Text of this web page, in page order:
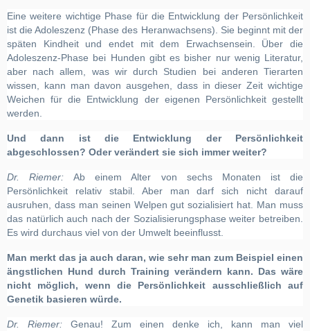
Eine weitere wichtige Phase für die Entwicklung der Persönlichkeit
ist die Adoleszenz (Phase des Heranwachsens). Sie beginnt mit der
späten Kindheit und endet mit dem Erwachsensein. Über die
Adoleszenz-Phase bei Hunden gibt es bisher nur wenig Literatur,
aber nach allem, was wir durch Studien bei anderen Tierarten
wissen, kann man davon ausgehen, dass in dieser Zeit wichtige
Weichen für die Entwicklung der eigenen Persönlichkeit gestellt
werden.
Und dann ist die Entwicklung der Persönlichkeit
abgeschlossen? Oder verändert sie sich immer weiter?
Dr. Riemer:
Ab einem Alter von sechs Monaten ist die
Persönlichkeit relativ stabil. Aber man darf sich nicht darauf
ausruhen, dass man seinen Welpen gut sozialisiert hat. Man muss
das natürlich auch nach der Sozialisierungsphase weiter betreiben.
Es wird durchaus viel von der Umwelt beeinflusst.
Man merkt das ja auch daran, wie sehr man zum Beispiel einen
ängstlichen Hund durch Training verändern kann. Das wäre
nicht möglich, wenn die Persönlichkeit ausschließlich auf
Genetik basieren würde.
Dr. Riemer:
Genau! Zum einen denke ich, kann man viel